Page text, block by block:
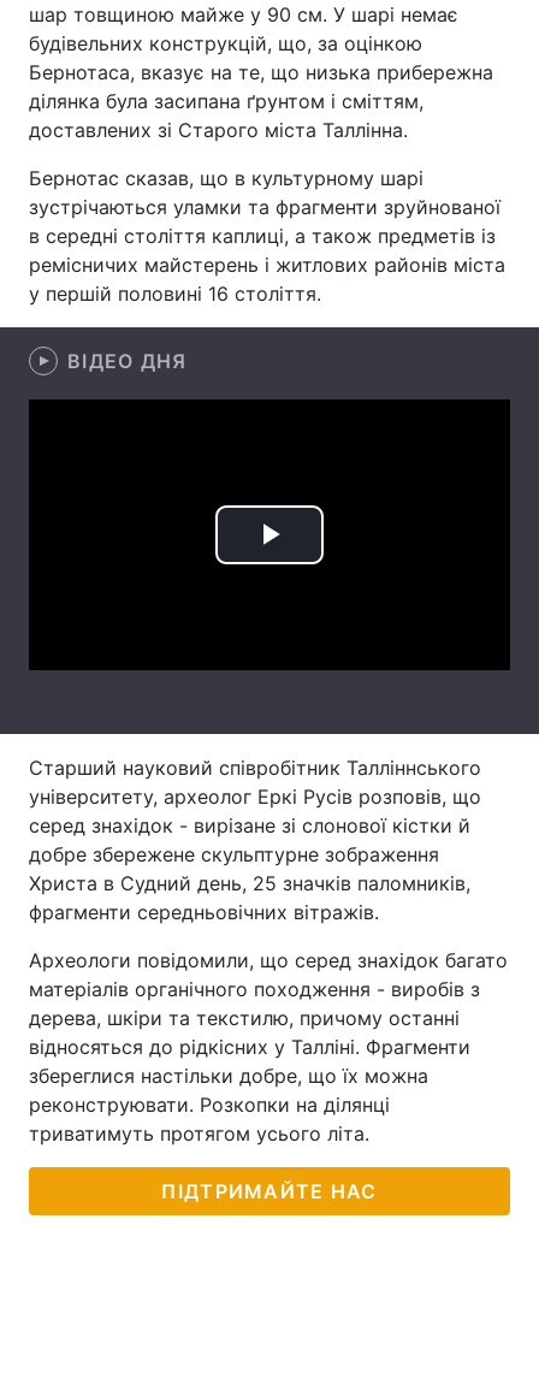
Спорт Наука
Техно і зв'язок Лайт
Здоров'я Туризм
Цікавинки Погода
Екологія Регіони
Лонгріди
Тема оформлення
шар товщиною майже у 90 см. У шарі немає
будівельних конструкцій, що, за оцінкою
Бернотаса, вказує на те, що низька прибережна
ділянка була засипана ґрунтом і сміттям,
доставлених зі Старого міста Таллінна.
Бернотас сказав, що в культурному шарі
зустрічаються уламки та фрагменти зруйнованої
в середні століття каплиці, а також предметів із
ремісничих майстерень і житлових районів міста
у першій половині 16 століття.
ВІДЕО ДНЯ
Play
Старший науковий співробітник Талліннського
університету, археолог Еркі Русів розповів, що
серед знахідок - вирізане зі слонової кістки й
добре збережене скульптурне зображення
Христа в Судний день, 25 значків паломників,
фрагменти середньовічних вітражів.
Археологи повідомили, що серед знахідок багато
матеріалів органічного походження - виробів з
дерева, шкіри та текстилю, причому останні
відносяться до рідкісних у Талліні. Фрагменти
збереглися настільки добре, що їх можна
реконструювати. Розкопки на ділянці
триватимуть протягом усього літа.
ПІДТРИМАЙТЕ НАС